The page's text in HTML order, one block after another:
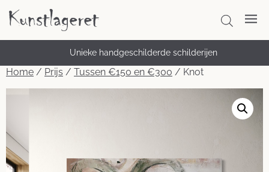
Unieke handgeschilderde schilderijen
Snelle & veilige levering – vanaf €10
Home / Prijs / Tussen €150 en €300 / Knot